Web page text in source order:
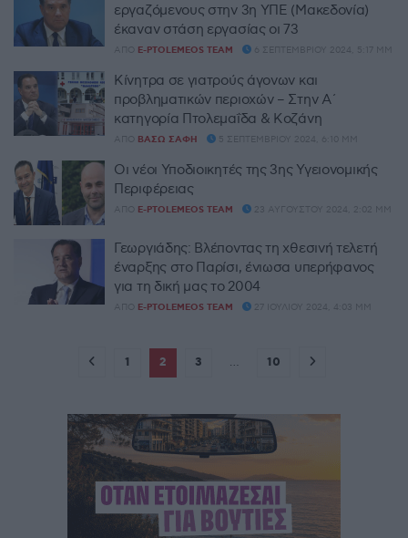
εργαζόμενους στην 3η ΥΠΕ (Μακεδονία)
έκαναν στάση εργασίας οι 73
ΑΠΌ E-PTOLEMEOS TEAM 6 ΣΕΠΤΕΜΒΡΊΟΥ 2024, 5:17 ΜΜ
Κίνητρα σε γιατρούς άγονων και
προβληματικών περιοχών – Στην Α΄
κατηγορία Πτολεμαΐδα & Κοζάνη
ΑΠΌ ΒΆΣΩ ΣΆΦΗ 5 ΣΕΠΤΕΜΒΡΊΟΥ 2024, 6:10 ΜΜ
Οι νέοι Υποδιοικητές της 3ης Υγειονομικής
Περιφέρειας
ΑΠΌ E-PTOLEMEOS TEAM 23 ΑΥΓΟΎΣΤΟΥ 2024, 2:02 ΜΜ
Γεωργιάδης: Βλέποντας τη χθεσινή τελετή
έναρξης στο Παρίσι, ένιωσα υπερήφανος
για τη δική μας το 2004
ΑΠΌ E-PTOLEMEOS TEAM 27 ΙΟΥΛΊΟΥ 2024, 4:03 ΜΜ
1 2 3 … 10